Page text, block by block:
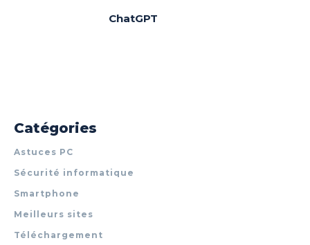
ChatGPT
Catégories
Astuces PC
Sécurité informatique
Smartphone
Meilleurs sites
Téléchargement